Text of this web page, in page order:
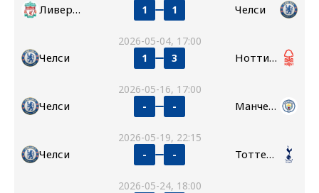
Ливерпуль 1 1 Челси
2026-05-04, 17:00
Челси 1 3 Ноттингем Форест
2026-05-16, 17:00
Челси - - Манчестер Сити
2026-05-19, 22:15
Челси - - Тоттенхэм
2026-05-24, 18:00